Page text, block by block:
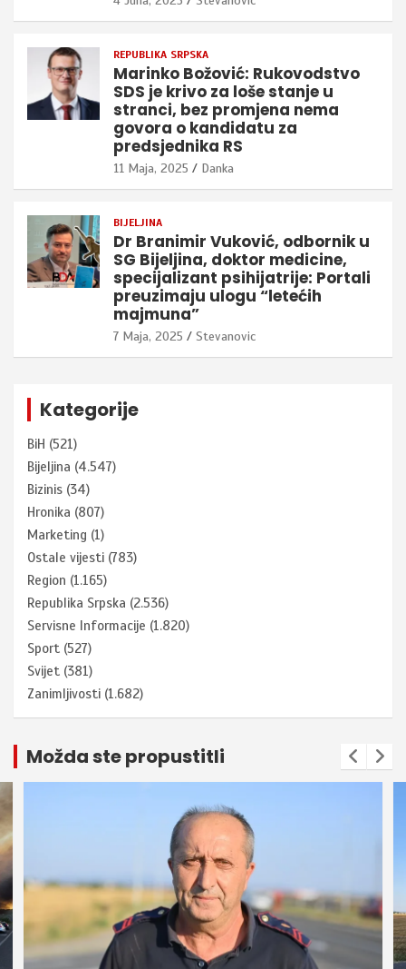
REPUBLIKA SRPSKA
Marinko Božović: Rukovodstvo
SDS je krivo za loše stanje u
stranci, bez promjena nema
govora o kandidatu za
predsjednika RS
11 Maja, 2025 Danka
BIJELJINA
Dr Branimir Vuković, odbornik u
SG Bijeljina, doktor medicine,
specijalizant psihijatrije: Portali
preuzimaju ulogu “letećih
majmuna”
7 Maja, 2025 Stevanovic
Kategorije
BiH (521)
Bijeljina (4.547)
Bizinis (34)
Hronika (807)
Marketing (1)
Ostale vijesti (783)
Region (1.165)
Republika Srpska (2.536)
Servisne Informacije (1.820)
Sport (527)
Svijet (381)
Zanimljivosti (1.682)
Možda ste propustitli